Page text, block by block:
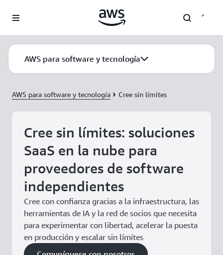
AWS para software y tecnología
AWS para software y tecnología Cree sin límites
Cree sin límites: soluciones
SaaS en la nube para
proveedores de software
independientes
Cree con confianza gracias a la infraestructura, las
herramientas de IA y la red de socios que necesita
para experimentar con libertad, acelerar la puesta
en producción y escalar sin límites